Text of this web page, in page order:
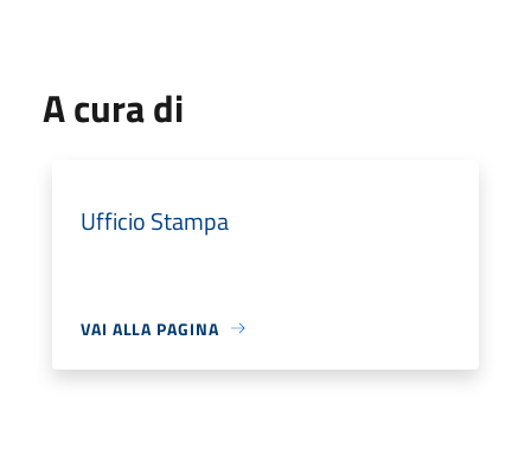
A cura di
Ufficio Stampa
VAI ALLA PAGINA